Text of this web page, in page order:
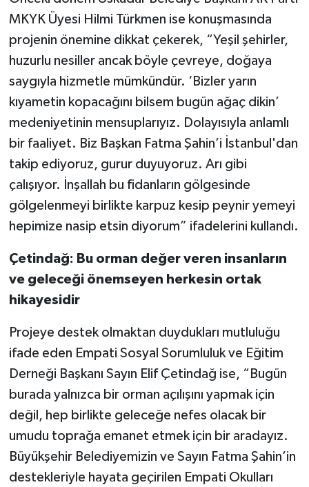
MKYK Üyesi Hilmi Türkmen ise konuşmasında
projenin önemine dikkat çekerek, “Yeşil şehirler,
huzurlu nesiller ancak böyle çevreye, doğaya
saygıyla hizmetle mümkündür. ‘Bizler yarın
kıyametin kopacağını bilsem bugün ağaç dikin’
medeniyetinin mensuplarıyız. Dolayısıyla anlamlı
bir faaliyet. Biz Başkan Fatma Şahin’i İstanbul'dan
takip ediyoruz, gurur duyuyoruz. Arı gibi
çalışıyor. İnşallah bu fidanların gölgesinde
gölgelenmeyi birlikte karpuz kesip peynir yemeyi
hepimize nasip etsin diyorum” ifadelerini kullandı.
Çetindağ: Bu orman değer veren insanların
ve geleceği önemseyen herkesin ortak
hikayesidir
Projeye destek olmaktan duydukları mutluluğu
ifade eden Empati Sosyal Sorumluluk ve Eğitim
Derneği Başkanı Sayın Elif Çetindağ ise, “Bugün
burada yalnızca bir orman açılışını yapmak için
değil, hep birlikte geleceğe nefes olacak bir
umudu toprağa emanet etmek için bir aradayız.
Büyükşehir Belediyemizin ve Sayın Fatma Şahin’in
destekleriyle hayata geçirilen Empati Okulları